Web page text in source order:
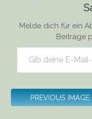
Melde dich für ein
Beiträge
Gib deine E-Mail-Adresse ein ...
PREVIOUS IMAGE